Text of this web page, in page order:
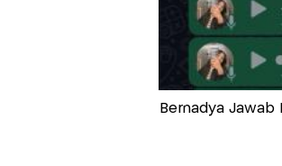
Bernadya Jawab